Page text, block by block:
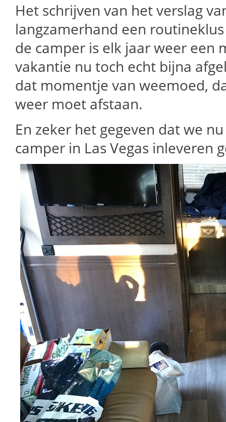
Het schrijven van het verslag
langzamerhand een
de camper is elk jaar weer een
vakantie nu toch echt bijna
dat momentje van weemoed,
weer moet afstaan.
En zeker het gegeven dat we
camper in Las Vegas inleveren